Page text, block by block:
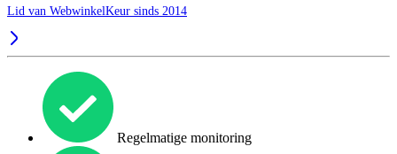
Lid van WebwinkelKeur sinds 2014
Regelmatige monitoring